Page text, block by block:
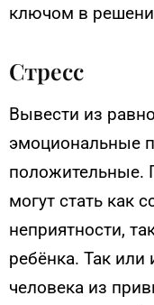
ключом в
Стресс
Вывести из
эмоциональные
положительные.
могут стать как
неприятности,
ребёнка. Так
человека из